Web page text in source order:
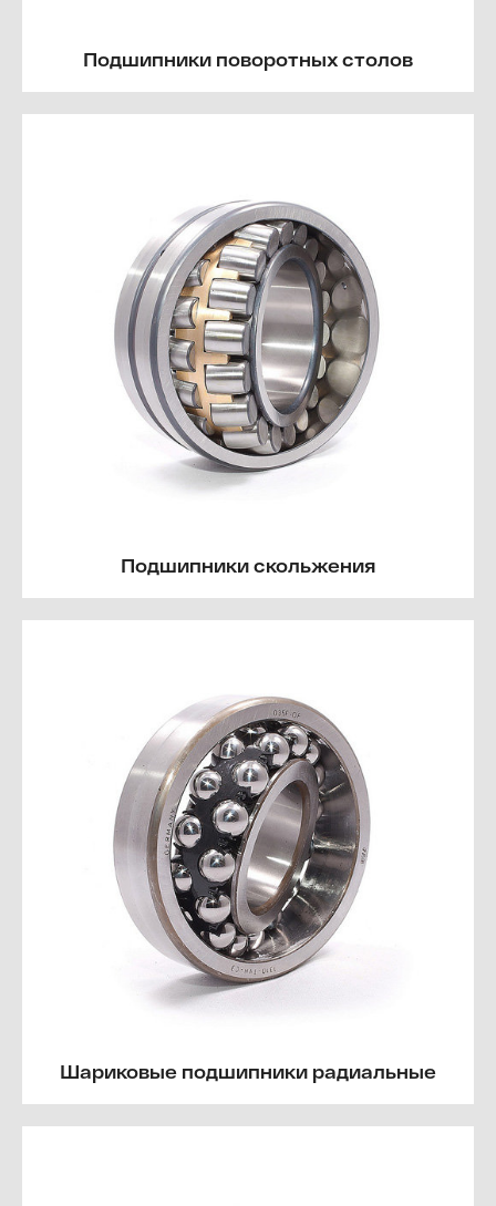
Подшипники поворотных столов
Подшипники скольжения
Шариковые подшипники радиальные